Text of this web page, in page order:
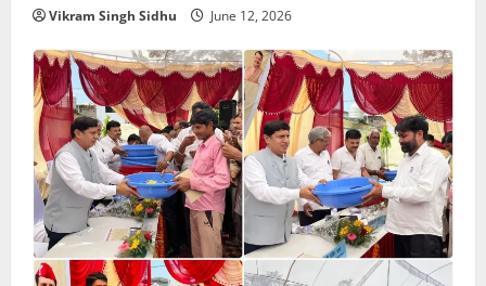
Vikram Singh Sidhu June 12, 2026